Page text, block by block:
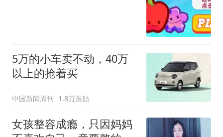
5万的小车卖不动，40万
以上的抢着买
中国新闻周刊 1.8万跟贴
女孩整容成瘾，只因妈妈